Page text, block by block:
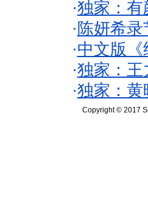
·独家：有
· 陈妍希
·中文版
·独家：王
·独家：黄
Copyright © 2017